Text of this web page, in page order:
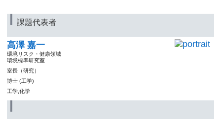
課題代表者
高澤 嘉一
環境リスク・健康領域
環境標準研究室
室長（研究）
博士 (工学)
工学,化学